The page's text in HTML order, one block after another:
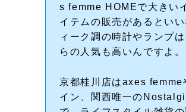
s femme HOMEで大きい
イテムの販売があるとい
ィーク調の時計やランプ
らの人気も高いんですよ。
京都桂川店はaxes femme
イン、関西唯一の